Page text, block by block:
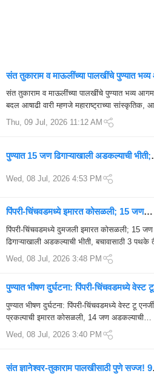
संत तुकाराम व माऊलींच्या पालखींचे पुण्यात
आणि वाहतूक बदल , 10 महत्त्वाची अपडेट्स!
संत तुकाराम व माऊलींच्या पालखींचे पुण्यात भव्य
बदल आषाढी वारी म्हणजे महाराष्ट्राच्या सांस्कृतिक,
उत्सव. ...
Thu, 09 Jul, 2026 11:12 AM
पुण्यात 15 जण ढिगाऱ्याखाली अडकल्याची भीती;
बचावकार्य सुरू
Wed, 08 Jul, 2026 4:53 PM
पिंपरी-चिंचवडमध्ये इमारत कोसळली; 15 जण
ढिगाऱ्याखाली अडकल्याची भीती, बचावासाठी 3
तैनात
पिंपरी-चिंचवडमध्ये दुमजली इमारत कोसळली; 15 जण
ढिगाऱ्याखाली अडकल्याची भीती, बचावासाठी 3 पथके
इमारत कोसळली : पुणे जिल्ह्यात सुरू असलेल्या
Wed, 08 Jul, 2026 3:48 PM
पुण्यात भीषण दुर्घटना: पिंपरी-चिंचवडमध्ये वेस्ट टू
एनर्जी प्रकल्पाची इमारत कोसळली, 14 जण
अडकल्याची धक्कादायक भीती | 5 मोठे अपडेट्स
पुण्यात भीषण दुर्घटना: पिंपरी-चिंचवडमध्ये वेस्ट टू एनर्जी
प्रकल्पाची इमारत कोसळली, 14 जण अडकल्याची
धक्कादायक भीती | 5 मोठे अपडेट्स पिंपरी-चिंच...
Wed, 08 Jul, 2026 3:40 PM
संत ज्ञानेश्वर-तुकाराम पालखीसाठी पुणे सज्ज! 9